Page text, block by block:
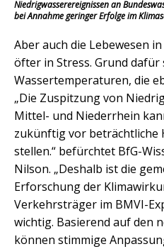
Niedrigwasserereignissen an
bei Annahme geringer Erfolge im
Aber auch die Lebewesen
öfter in Stress. Grund dafür
Wassertemperaturen, die
„Die Zuspitzung von
Mittel- und Niederrhein
zukünftig vor beträchtliche
stellen.“ befürchtet BfG-
Nilson. „Deshalb ist die
Erforschung der
Verkehrsträger im BMVI-
wichtig. Basierend auf den
können stimmige